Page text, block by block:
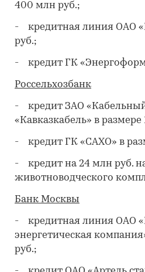
400 млн руб.;
- кредитная линия ОАО
руб.;
- кредит ГК
Россельхозбанк
- кредит ЗАО
«Кавказкабель» в размере
- кредит ГК «САХО» в
- кредит на 24 млн руб.
животноводческого
Банк Москвы
- кредитная линия ОАО
энергетическая
руб.;